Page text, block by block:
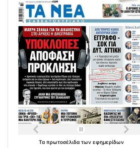
Τα πρωτοσέλιδα των εφημερίδων